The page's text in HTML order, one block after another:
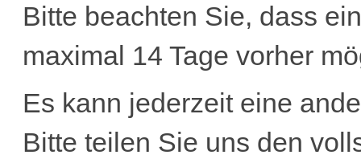
Bitte beachten Sie, dass
maximal 14 Tage vorher
Es kann jederzeit eine
Bitte teilen Sie uns den